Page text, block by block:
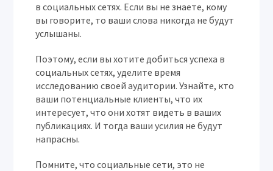
в социальных сетях. Если вы не знаете, кому
вы говорите, то ваши слова никогда не будут
услышаны.
Поэтому, если вы хотите добиться успеха в
социальных сетях, уделите время
исследованию своей аудитории. Узнайте, кто
ваши потенциальные клиенты, что их
интересует, что они хотят видеть в ваших
публикациях. И тогда ваши усилия не будут
напрасны.
Помните, что социальные сети, это не